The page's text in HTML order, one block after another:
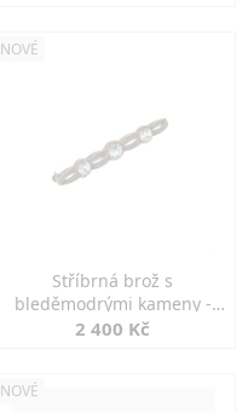
NOVÉ
Stříbrná brož s
bleděmodrými kameny -
jemná elegance
2 400 Kč
NOVÉ